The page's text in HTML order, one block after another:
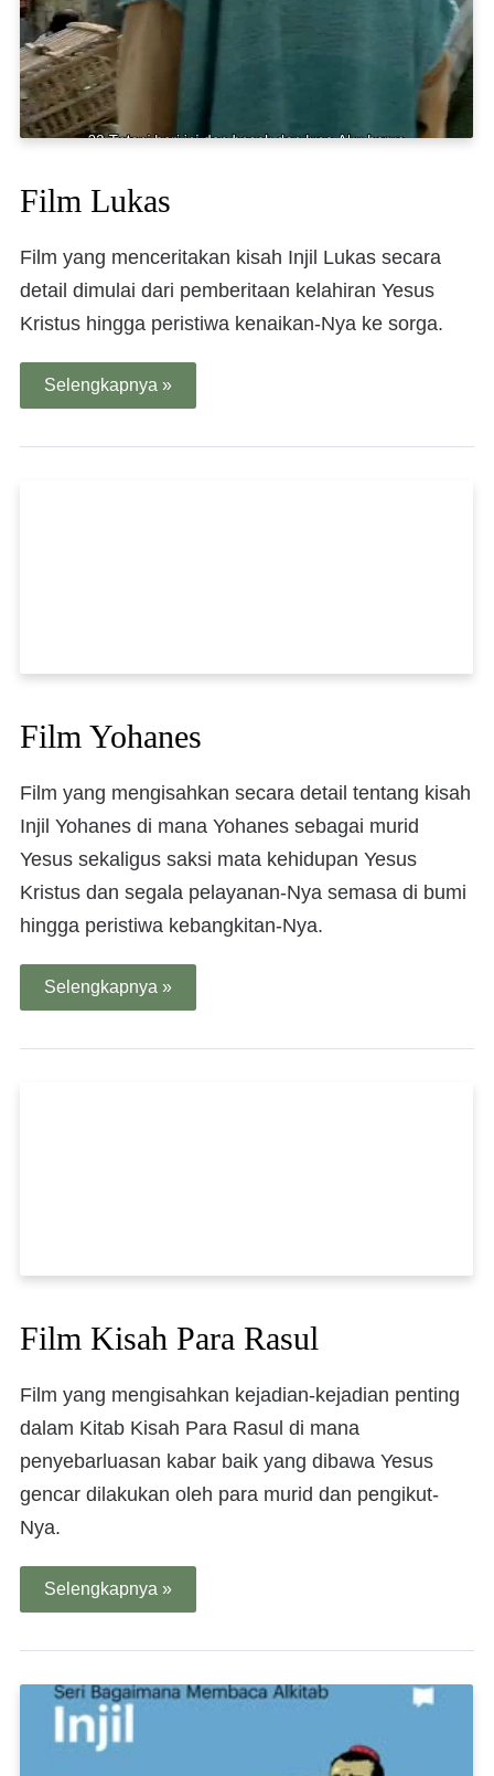
Film Lukas
Film yang menceritakan kisah Injil Lukas secara
detail dimulai dari pemberitaan kelahiran Yesus
Kristus hingga peristiwa kenaikan-Nya ke sorga.
Selengkapnya »
Film Yohanes
Film yang mengisahkan secara detail tentang kisah
Injil Yohanes di mana Yohanes sebagai murid
Yesus sekaligus saksi mata kehidupan Yesus
Kristus dan segala pelayanan-Nya semasa di bumi
hingga peristiwa kebangkitan-Nya.
Selengkapnya »
Film Kisah Para Rasul
Film yang mengisahkan kejadian-kejadian penting
dalam Kitab Kisah Para Rasul di mana
penyebarluasan kabar baik yang dibawa Yesus
gencar dilakukan oleh para murid dan pengikut-
Nya.
Selengkapnya »